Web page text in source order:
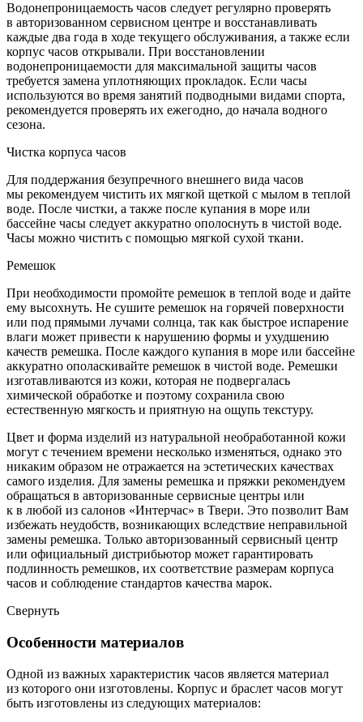
Водонепроницаемость часов следует регулярно проверять
в авторизованном сервисном центре и восстанавливать
каждые два года в ходе текущего обслуживания, а также если
корпус часов открывали. При восстановлении
водонепроницаемости для максимальной защиты часов
требуется замена уплотняющих прокладок. Если часы
используются во время занятий подводными видами спорта,
рекомендуется проверять их ежегодно, до начала водного
сезона.
Чистка корпуса часов
Для поддержания безупречного внешнего вида часов
мы рекомендуем чистить их мягкой щеткой с мылом в теплой
воде. После чистки, а также после купания в море или
бассейне часы следует аккуратно ополоснуть в чистой воде.
Часы можно чистить с помощью мягкой сухой ткани.
Ремешок
При необходимости промойте ремешок в теплой воде и дайте
ему высохнуть. Не сушите ремешок на горячей поверхности
или под прямыми лучами солнца, так как быстрое испарение
влаги может привести к нарушению формы и ухудшению
качеств ремешка. После каждого купания в море или бассейне
аккуратно ополаскивайте ремешок в чистой воде. Ремешки
изготавливаются из кожи, которая не подвергалась
химической обработке и поэтому сохранила свою
естественную мягкость и приятную на ощупь текстуру.
Цвет и форма изделий из натуральной необработанной кожи
могут с течением времени несколько изменяться, однако это
никаким образом не отражается на эстетических качествах
самого изделия. Для замены ремешка и пряжки рекомендуем
обращаться в авторизованные сервисные центры или
к в любой из салонов «Интерчас» в Твери. Это позволит Вам
избежать неудобств, возникающих вследствие неправильной
замены ремешка. Только авторизованный сервисный центр
или официальный дистрибьютор может гарантировать
подлинность ремешков, их соответствие размерам корпуса
часов и соблюдение стандартов качества марок.
Свернуть
Особенности материалов
Одной из важных характеристик часов является материал
из которого они изготовлены. Корпус и браслет часов могут
быть изготовлены из следующих материалов: